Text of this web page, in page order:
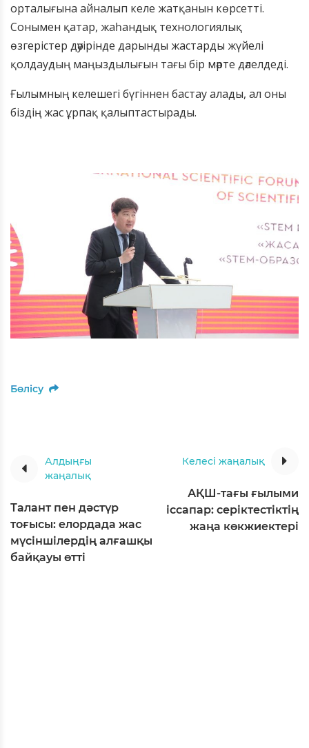
орталығына айналып келе жатқанын көрсетті.
Сонымен қатар, жаһандық технологиялық
өзгерістер дәуірінде дарынды жастарды жүйелі
қолдаудың маңыздылығын тағы бір мәрте дәлелдеді.
Ғылымның келешегі бүгіннен бастау алады, ал оны
біздің жас ұрпақ қалыптастырады.
Бөлісу
Алдыңғы
жаңалық
Талант пен дәстүр
тоғысы: елордада жас
мүсіншілердің алғашқы
байқауы өтті
Келесі жаңалық
АҚШ-тағы ғылыми
іссапар: серіктестіктің
жаңа көкжиектері